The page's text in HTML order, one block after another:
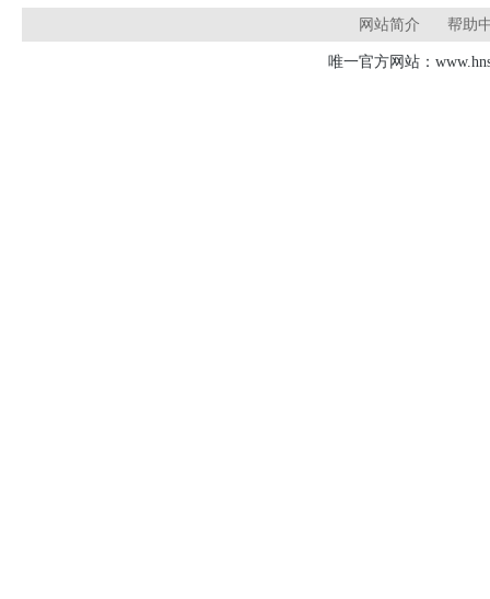
网站简介 帮助
唯一官方网站：